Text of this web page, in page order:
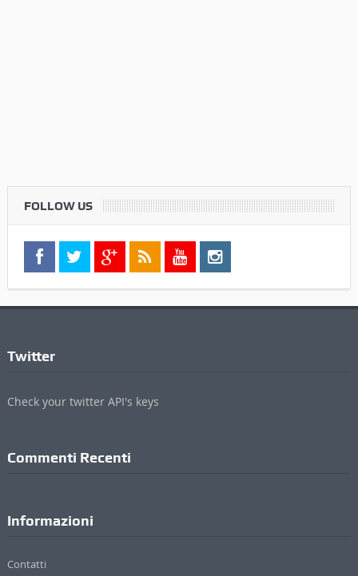
FOLLOW US
Twitter
Check your twitter API's keys
Commenti Recenti
Informazioni
Contatti